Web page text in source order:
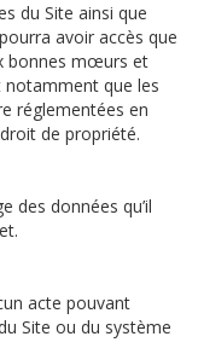
du Site ainsi que
avoir accès que
bonnes mœurs et
notamment que les
réglementées en
de propriété.
des données qu’il
acte pouvant
Site ou du système